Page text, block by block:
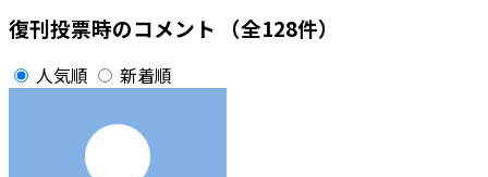
復刊投票時のコメント （全128件）
人気順 新着順